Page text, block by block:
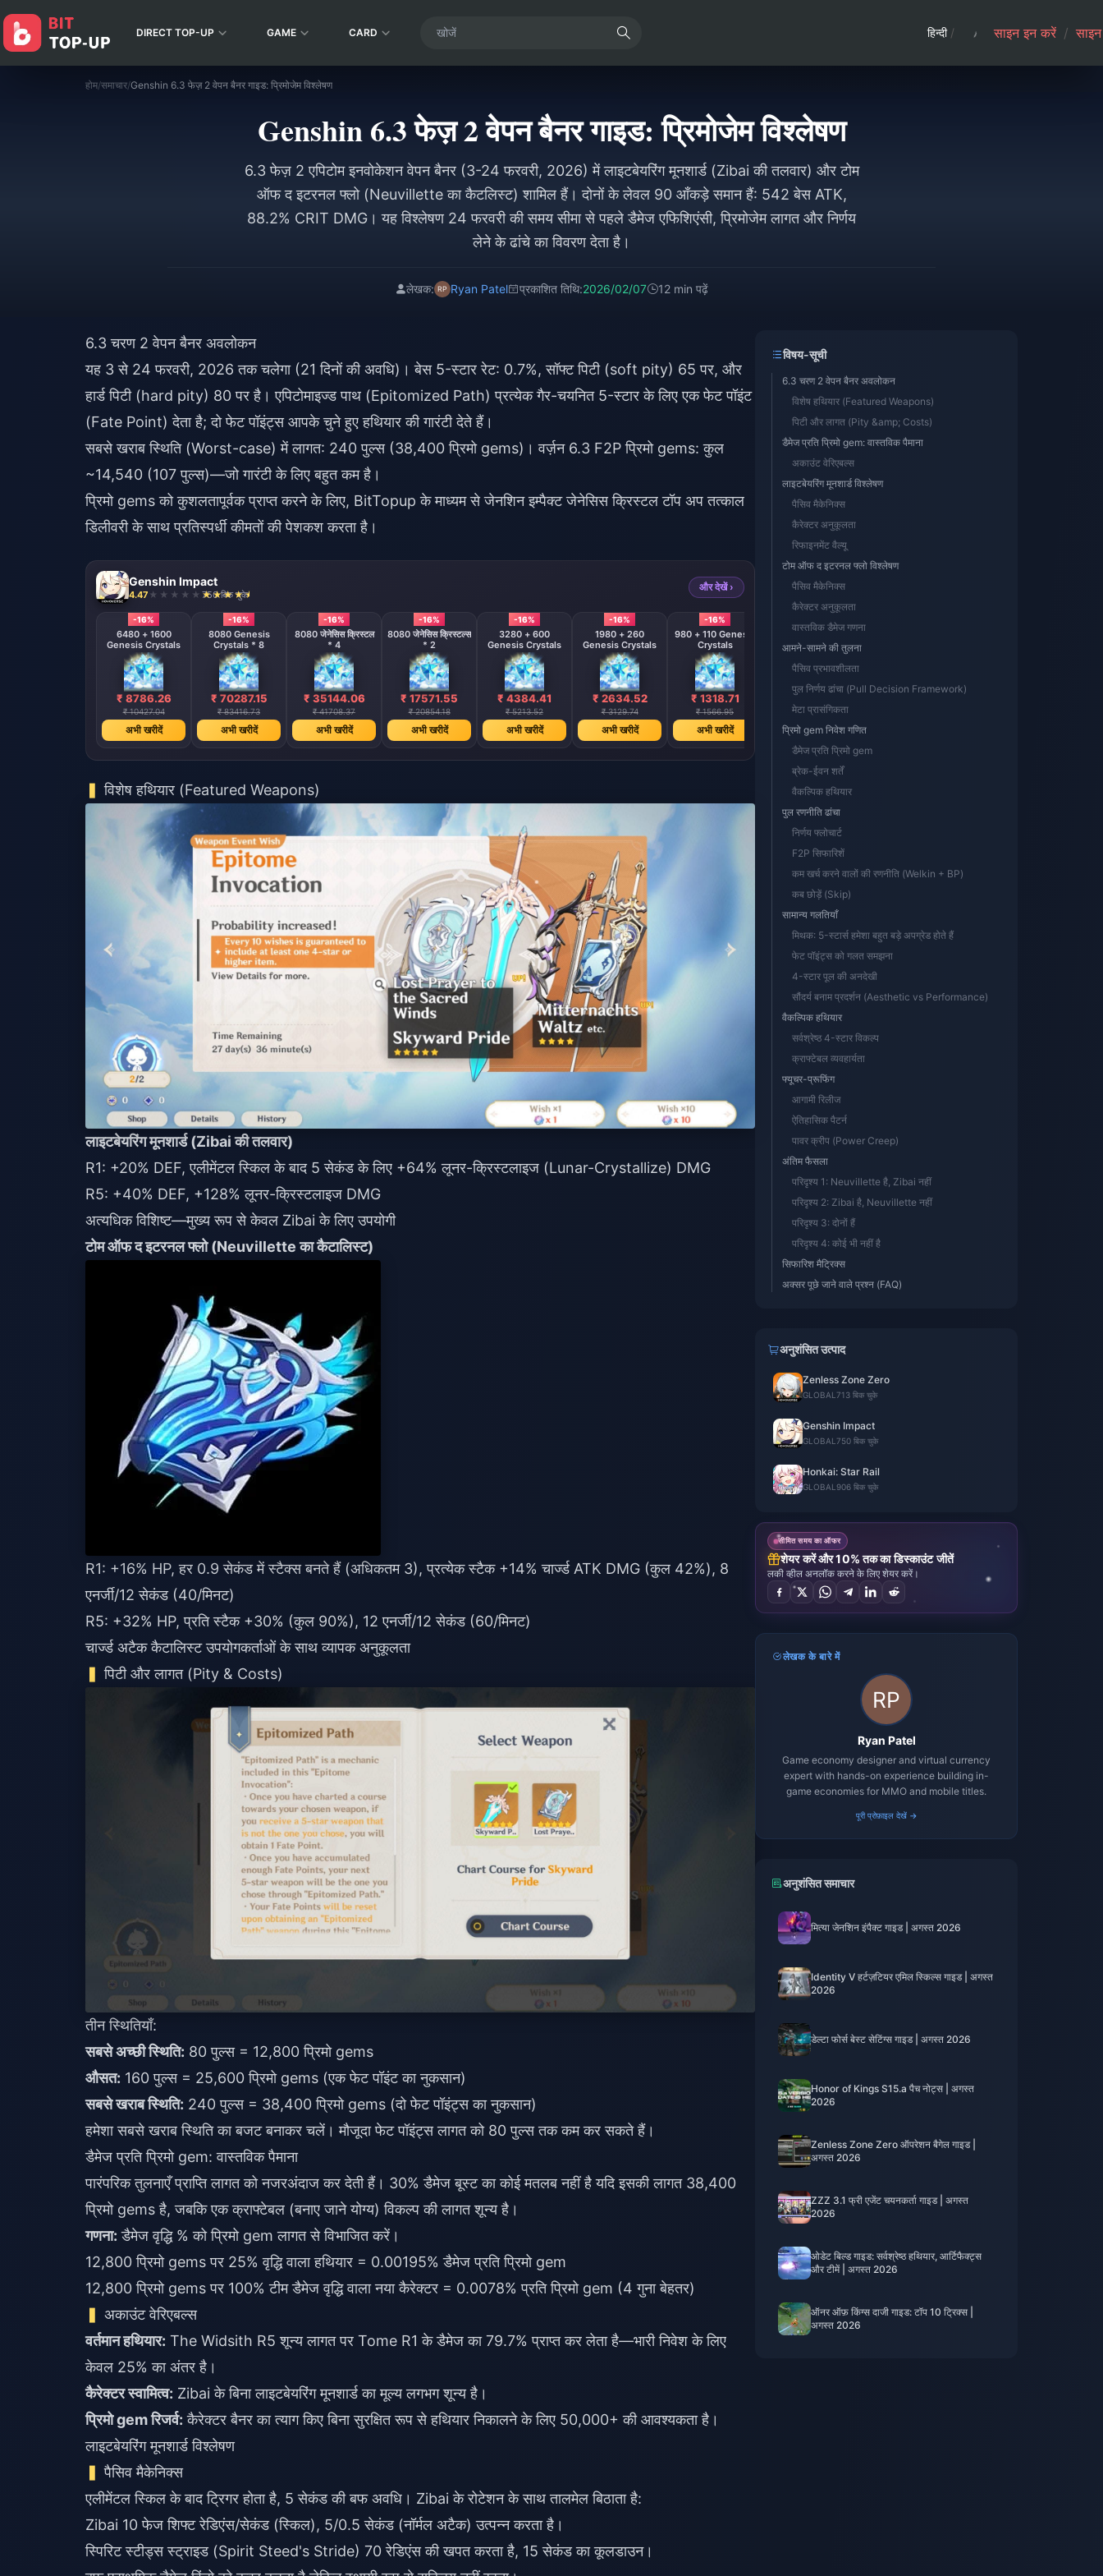
DIRECT TOP-UP GAME CARD हिन्दी / साइन इन करें /
होम/समाचार/Genshin 6.3 फेज़ 2 वेपन बैनर गाइड: प्रिमोजेम विश्लेषण
Genshin 6.3 फेज़ 2 वेपन बैनर गाइड: प्रिमोजेम विश्लेषण
6.3 फेज़ 2 एपिटोम इनवोकेशन वेपन बैनर (3-24 फरवरी, 2026) में लाइटबेयरिंग मूनशार्ड (Zibai की तलवार) और टोम
ऑफ द इटरनल फ्लो (Neuvillette का कैटलिस्ट) शामिल हैं। दोनों के लेवल 90 आँकड़े समान हैं: 542 बेस ATK,
88.2% CRIT DMG। यह विश्लेषण 24 फरवरी की समय सीमा से पहले डैमेज एफिशिएंसी, प्रिमोजेम लागत और निर्णय
लेने के ढांचे का विवरण देता है।
लेखक: Ryan Patel प्रकाशित तिथि:2026/02/07 12 min पढ़ें
6.3 चरण 2 वेपन बैनर अवलोकन
यह 3 से 24 फरवरी, 2026 तक चलेगा (21 दिनों की अवधि)। बेस 5-स्टार रेट: 0.7%, सॉफ्ट पिटी (soft pity) 65 पर, और
हार्ड पिटी (hard pity) 80 पर है। एपिटोमाइज्ड पाथ (Epitomized Path) प्रत्येक गैर-चयनित 5-स्टार के लिए एक फेट पॉइंट
(Fate Point) देता है; दो फेट पॉइंट्स आपके चुने हुए हथियार की गारंटी देते हैं।
सबसे खराब स्थिति (Worst-case) में लागत: 240 पुल्स (38,400 प्रिमो gems)। वर्ज़न 6.3 F2P प्रिमो gems: कुल
~14,540 (107 पुल्स)—जो गारंटी के लिए बहुत कम है।
प्रिमो gems को कुशलतापूर्वक प्राप्त करने के लिए, BitTopup के माध्यम सेजेनशिन इम्पैक्ट जेनेसिस क्रिस्टल टॉप अपतत्काल
डिलीवरी के साथ प्रतिस्पर्धी कीमतों की पेशकश करता है।
Genshin Impact
4.47 750 बिक चुके
और देखें ›
-16%
6480 + 1600
Genesis Crystals
₹ 8786.26
₹ 10427.04
अभी खरीदें
-16%
8080 Genesis
Crystals * 8
₹ 70287.15
₹ 83416.73
अभी खरीदें
-16%
8080 जेनेसिस क्रिस्टल
* 4
₹ 35144.06
₹ 41708.37
अभी खरीदें
-16%
8080 जेनेसिस क्रिस्टल्स
* 2
₹ 17571.55
₹ 20854.18
अभी खरीदें
-16%
3280 + 600
Genesis Crystals
₹ 4384.41
₹ 5213.52
अभी खरीदें
-16%
1980 + 260
Genesis Crystals
₹ 2634.52
₹ 3129.74
अभी खरीदें
-16%
980 + 110 Genesis
Crystals
₹ 1318.71
₹ 1566.95
अभी खरीदें
300 + 30 Genesis
Crystals
₹ 445.71
₹ 523.03
अभी खरीदें
विशेष हथियार (Featured Weapons)
लाइटबेयरिंग मूनशार्ड (Zibai की तलवार)
R1: +20% DEF, एलीमेंटल स्किल के बाद 5 सेकंड के लिए +64% लूनर-क्रिस्टलाइज (Lunar-Crystallize) DMG
R5: +40% DEF, +128% लूनर-क्रिस्टलाइज DMG
अत्यधिक विशिष्ट—मुख्य रूप से केवल Zibai के लिए उपयोगी
टोम ऑफ द इटरनल फ्लो (Neuvillette का कैटालिस्ट)
R1: +16% HP, हर 0.9 सेकंड में स्टैक्स बनते हैं (अधिकतम 3), प्रत्येक स्टैक +14% चार्ज्ड ATK DMG (कुल 42%), 8
एनर्जी/12 सेकंड (40/मिनट)
R5: +32% HP, प्रति स्टैक +30% (कुल 90%), 12 एनर्जी/12 सेकंड (60/मिनट)
चार्ज्ड अटैक कैटालिस्ट उपयोगकर्ताओं के साथ व्यापक अनुकूलता
पिटी और लागत (Pity & Costs)
तीन स्थितियाँ:
सबसे अच्छी स्थिति: 80 पुल्स = 12,800 प्रिमो gems
औसत: 160 पुल्स = 25,600 प्रिमो gems (एक फेट पॉइंट का नुकसान)
सबसे खराब स्थिति: 240 पुल्स = 38,400 प्रिमो gems (दो फेट पॉइंट्स का नुकसान)
हमेशा सबसे खराब स्थिति का बजट बनाकर चलें। मौजूदा फेट पॉइंट्स लागत को 80 पुल्स तक कम कर सकते हैं।
डैमेज प्रति प्रिमो gem: वास्तविक पैमाना
पारंपरिक तुलनाएँ प्राप्ति लागत को नजरअंदाज कर देती हैं। 30% डैमेज बूस्ट का कोई मतलब नहीं है यदि इसकी लागत 38,400
प्रिमो gems है, जबकि एक क्राफ्टेबल (बनाए जाने योग्य) विकल्प की लागत शून्य है।
गणना: डैमेज वृद्धि % को प्रिमो gem लागत से विभाजित करें।
12,800 प्रिमो gems पर 25% वृद्धि वाला हथियार = 0.00195% डैमेज प्रति प्रिमो gem
12,800 प्रिमो gems पर 100% टीम डैमेज वृद्धि वाला नया कैरेक्टर = 0.0078% प्रति प्रिमो gem (4 गुना बेहतर)
अकाउंट वेरिएबल्स
वर्तमान हथियार: The Widsith R5 शून्य लागत पर Tome R1 के डैमेज का 79.7% प्राप्त कर लेता है—भारी निवेश के लिए
केवल 25% का अंतर है।
कैरेक्टर स्वामित्व: Zibai के बिना लाइटबेयरिंग मूनशार्ड का मूल्य लगभग शून्य है।
प्रिमो gem रिजर्व: कैरेक्टर बैनर का त्याग किए बिना सुरक्षित रूप से हथियार निकालने के लिए 50,000+ की आवश्यकता है।
लाइटबेयरिंग मूनशार्ड विश्लेषण
पैसिव मैकेनिक्स
एलीमेंटल स्किल के बाद ट्रिगर होता है, 5 सेकंड की बफ अवधि। Zibai के रोटेशन के साथ तालमेल बिठाता है:
Zibai 10 फेज शिफ्ट रेडिएंस/सेकंड (स्किल), 5/0.5 सेकंड (नॉर्मल अटैक) उत्पन्न करता है।
स्पिरिट स्टीड्स स्ट्राइड (Spirit Steed's Stride) 70 रेडिएंस की खपत करता है, 15 सेकंड का कूलडाउन।
विषय-सूची
6.3 चरण 2 वेपन बैनर अवलोकन
विशेष हथियार (Featured Weapons)
पिटी और लागत (Pity &amp; Costs)
डैमेज प्रति प्रिमो gem: वास्तविक पैमाना
अकाउंट वेरिएबल्स
लाइटबेयरिंग मूनशार्ड विश्लेषण
पैसिव मैकेनिक्स
कैरेक्टर अनुकूलता
रिफाइनमेंट वैल्यू
टोम ऑफ द इटरनल फ्लो विश्लेषण
पैसिव मैकेनिक्स
कैरेक्टर अनुकूलता
वास्तविक डैमेज गणना
आमने-सामने की तुलना
पैसिव प्रभावशीलता
पुल निर्णय ढांचा (Pull Decision Framework)
मेटा प्रासंगिकता
प्रिमो gem निवेश गणित
डैमेज प्रति प्रिमो gem
ब्रेक-ईवन शर्तें
वैकल्पिक हथियार
पुल रणनीति ढांचा
निर्णय फ्लोचार्ट
F2P सिफारिशें
कम खर्च करने वालों की रणनीति (Welkin + BP)
कब छोड़ें (Skip)
सामान्य गलतियाँ
मिथक: 5-स्टार्स हमेशा बहुत बड़े अपग्रेड होते हैं
फेट पॉइंट्स को गलत समझना
4-स्टार पूल की अनदेखी
सौंदर्य बनाम प्रदर्शन (Aesthetic vs Performance)
वैकल्पिक हथियार
सर्वश्रेष्ठ 4-स्टार विकल्प
क्राफ्टेबल व्यवहार्यता
फ्यूचर-प्रूफिंग
आगामी रिलीज
ऐतिहासिक पैटर्न
पावर क्रीप (Power Creep)
अंतिम फैसला
परिदृश्य 1: Neuvillette है, Zibai नहीं
परिदृश्य 2: Zibai है, Neuvillette नहीं
परिदृश्य 3: दोनों हैं
परिदृश्य 4: कोई भी नहीं है
सिफारिश मैट्रिक्स
अक्सर पूछे जाने वाले प्रश्न (FAQ)
अनुशंसित उत्पाद
Zenless Zone Zero
GLOBAL 713 बिक चुके
Genshin Impact
GLOBAL 750 बिक चुके
Honkai: Star Rail
GLOBAL 906 बिक चुके
सीमित समय का ऑफर
शेयर करें और 10% तक का डिस्काउंट जीतें
लकी व्हील अनलॉक करने के लिए शेयर करें।
लेखक के बारे में
Ryan Patel
Game economy designer and virtual currency
expert with hands-on experience building in-
game economies for MMO and mobile titles.
पूरी प्रोफ़ाइल देखें →
अनुशंसित समाचार
मित्या जेनशिन इंपैक्ट गाइड | अगस्त 2026
Identity V हर्टज़टियर एमिल स्किल्स गाइड | अगस्त
2026
डेल्टा फोर्स बेस्ट सेटिंग्स गाइड | अगस्त 2026
Honor of Kings S15.a पैच नोट्स | अगस्त
2026
Zenless Zone Zero ऑपरेशन बैगेल गाइड |
अगस्त 2026
ZZZ 3.1 फ्री एजेंट चयनकर्ता गाइड | अगस्त
2026
ओडेट बिल्ड गाइड: सर्वश्रेष्ठ हथियार, आर्टिफैक्ट्स
और टीमें | अगस्त 2026
ऑनर ऑफ़ किंग्स दाजी गाइड: टॉप 10 ट्रिक्स |
अगस्त 2026